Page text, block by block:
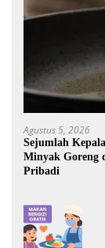
Agustus 5, 2026
Sejumlah
Minyak Goreng
Pribadi